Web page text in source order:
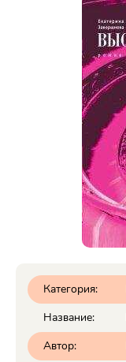
Категория:
Название:
Автор: